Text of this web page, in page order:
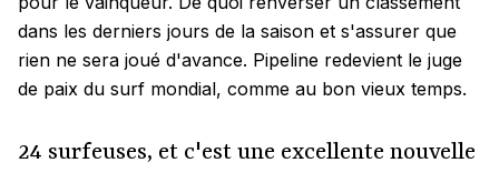
dans les derniers jours de la saison et s'assurer que
rien ne sera joué d'avance. Pipeline redevient le juge
de paix du surf mondial, comme au bon vieux temps.
24 surfeuses, et c'est une excellente nouvelle